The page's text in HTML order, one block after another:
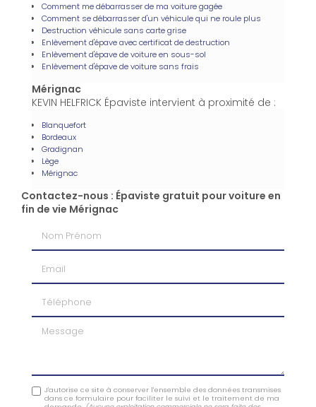
Comment me débarrasser de ma voiture gagée
Comment se débarrasser d'un véhicule qui ne roule plus
Destruction véhicule sans carte grise
Enlèvement d'épave avec certificat de destruction
Enlèvement d'épave de voiture en sous-sol
Enlèvement d'épave de voiture sans frais
Mérignac
KEVIN HELFRICK Épaviste intervient à proximité de :
Blanquefort
Bordeaux
Gradignan
Lège
Mérignac
Contactez-nous : Épaviste gratuit pour voiture en
fin de vie Mérignac
Message
J'autorise ce site à conserver l'ensemble des données transmises
dans ce formulaire pour faciliter le suivi et le traitement de ma